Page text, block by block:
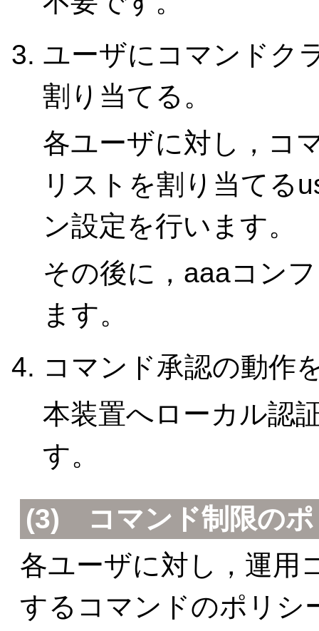
ユーザにコマンドク
割り当てる。
各ユーザに対し，コ
リストを割り当てる
ン設定を行います。
その後に，aaaコン
ます。
コマンド承認の動作
本装置へローカル認
す。
(3) コマンド制限のポ
各ユーザに対し，運用
するコマンドのポリシ